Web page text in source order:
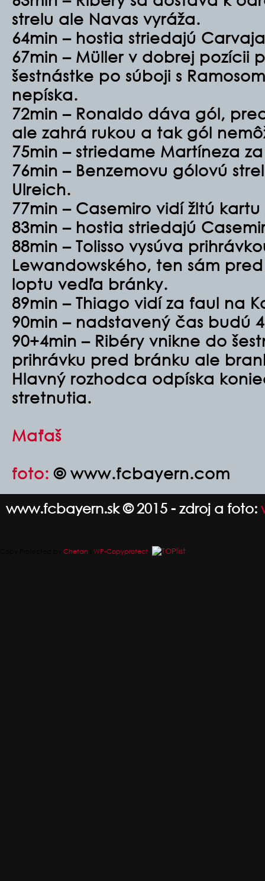
strelu ale Navas vyráža.
64min – hostia striedajú
67min – Müller v dobrej pozícii
šestnástke po súboji s
nepíska.
72min – Ronaldo dáva gól,
ale zahrá rukou a tak gól
75min – striedame Martíneza za
76min – Benzemovu gólovú
Ulreich.
77min – Casemiro vidí žltú
83min – hostia striedajú
88min – Tolisso vysúva
Lewandowského, ten sám
loptu vedľa bránky.
89min – Thiago vidí za faul na
90min – nadstavený čas budú
90+4min – Ribéry vnikne do
prihrávku pred bránku ale
Hlavný rozhodca odpíska
stretnutia.
Maťaš
foto:© www.fcbayern.com
www.fcbayern.sk © 2015 - zdroj a foto:
Chetan WP-Copyprotect